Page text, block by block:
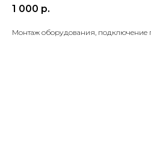
1 000 р.
Монтаж оборудования, подключение